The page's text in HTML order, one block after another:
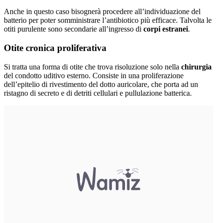
Anche in questo caso bisognerà procedere all’individuazione del
batterio per poter somministrare l’antibiotico più efficace. Talvolta le
otiti purulente sono secondarie all’ingresso di corpi estranei.
Otite cronica proliferativa
Si tratta una forma di otite che trova risoluzione solo nella chirurgia
del condotto uditivo esterno. Consiste in una proliferazione
dell’epitelio di rivestimento del dotto auricolare, che porta ad un
ristagno di secreto e di detriti cellulari e pullulazione batterica.